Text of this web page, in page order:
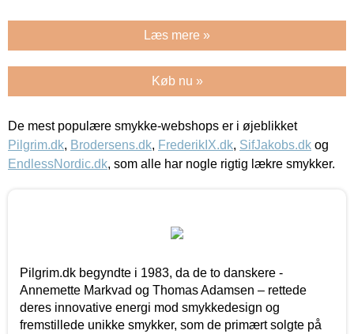
Læs mere »
Køb nu »
De mest populære smykke-webshops er i øjeblikket
Pilgrim.dk, Brodersens.dk, FrederikIX.dk, SifJakobs.dk og
EndlessNordic.dk, som alle har nogle rigtig lækre smykker.
Pilgrim.dk begyndte i 1983, da de to danskere -
Annemette Markvad og Thomas Adamsen – rettede
deres innovative energi mod smykkedesign og
fremstillede unikke smykker, som de primært solgte på